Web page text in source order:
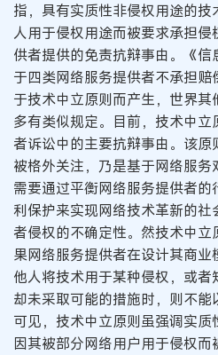
指，具有实质性非侵权用途的
人用于侵权用途而被要求承担
供者提供的免责抗辩事由。《
于四类网络服务提供者不承担
于技术中立原则而产生，世界
多有类似规定。目前，技术中
者诉讼中的主要抗辩事由。该
被格外关注，乃是基于网络服务
需要通过平衡网络服务提供者
利保护来实现网络技术革新的
者侵权的不确定性。然技术中
果网络服务提供者在设计其商
他人将技术用于某种侵权，或
却未采取可能的措施时，则不能
可见，技术中立原则虽强调实
因其被部分网络用户用于侵权